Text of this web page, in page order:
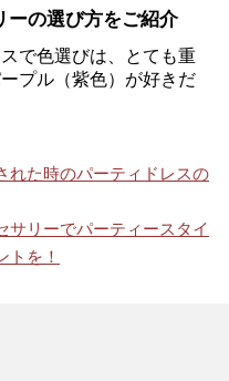
ーの選び方をご紹介
で色選びは、とても重
プル（紫色）が好きだ
た時のパーティドレスの
サリーでパーティースタイ
トを！